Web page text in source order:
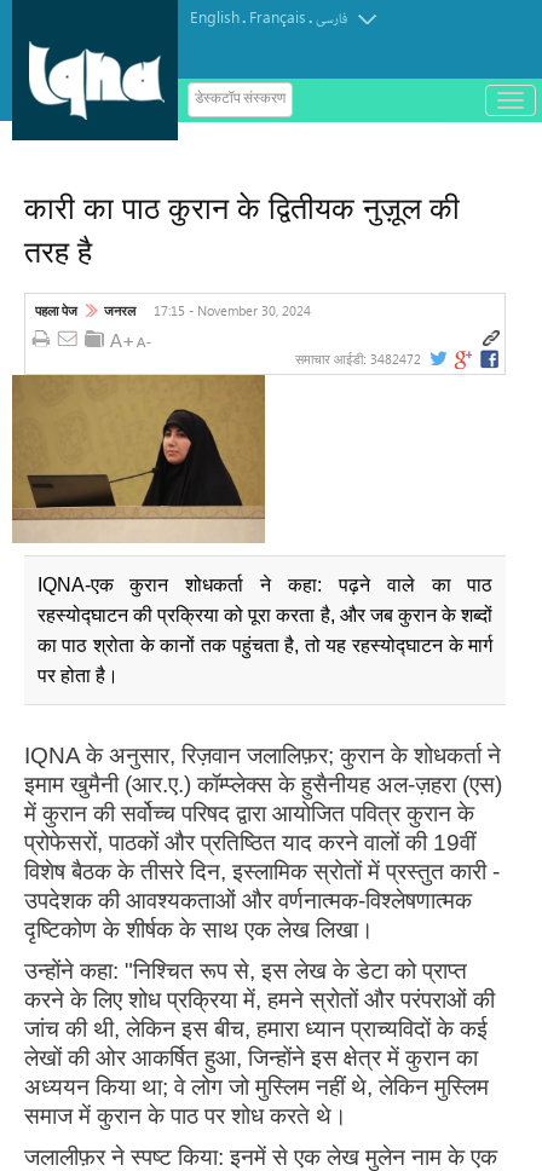
English. Français.فارسی
डेस्कटॉप संस्करण
ب
ا
कारी का पाठ कुरान के द्वितीयक नुज़ूल की
तरह है
पहला पेज जनरल 17:15 - November 30, 2024
समाचार आईडी: 3482472
IQNA-एक कुरान शोधकर्ता ने कहा: पढ़ने वाले का पाठ
रहस्योद्घाटन की प्रक्रिया को पूरा करता है, और जब कुरान के शब्दों
का पाठ श्रोता के कानों तक पहुंचता है, तो यह रहस्योद्घाटन के मार्ग
पर होता है।
IQNA के अनुसार, रिज़वान जलालिफ़र; कुरान के शोधकर्ता ने
इमाम खुमैनी (आर.ए.) कॉम्प्लेक्स के हुसैनीयह अल-ज़हरा (एस)
में कुरान की सर्वोच्च परिषद द्वारा आयोजित पवित्र कुरान के
प्रोफेसरों, पाठकों और प्रतिष्ठित याद करने वालों की 19वीं
विशेष बैठक के तीसरे दिन, इस्लामिक स्रोतों में प्रस्तुत कारी -
उपदेशक की आवश्यकताओं और वर्णनात्मक-विश्लेषणात्मक
दृष्टिकोण के शीर्षक के साथ एक लेख लिखा।
उन्होंने कहा: "निश्चित रूप से, इस लेख के डेटा को प्राप्त
करने के लिए शोध प्रक्रिया में, हमने स्रोतों और परंपराओं की
जांच की थी, लेकिन इस बीच, हमारा ध्यान प्राच्यविदों के कई
लेखों की ओर आकर्षित हुआ, जिन्होंने इस क्षेत्र में कुरान का
अध्ययन किया था; वे लोग जो मुस्लिम नहीं थे, लेकिन मुस्लिम
समाज में कुरान के पाठ पर शोध करते थे।
जलालीफ़र ने स्पष्ट किया: इनमें से एक लेख मुलेन नाम के एक